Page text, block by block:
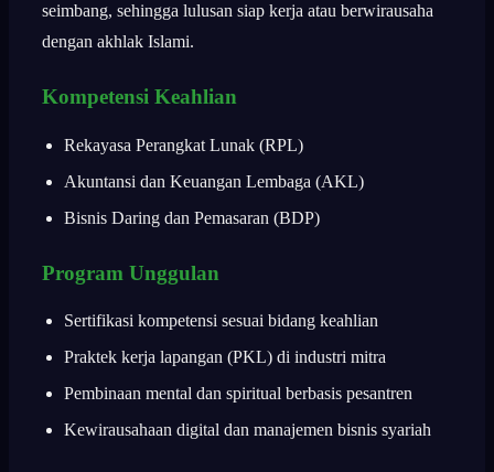
seimbang, sehingga lulusan siap kerja atau berwirausaha
dengan akhlak Islami.
Kompetensi Keahlian
Rekayasa Perangkat Lunak (RPL)
Akuntansi dan Keuangan Lembaga (AKL)
Bisnis Daring dan Pemasaran (BDP)
Program Unggulan
Sertifikasi kompetensi sesuai bidang keahlian
Praktek kerja lapangan (PKL) di industri mitra
Pembinaan mental dan spiritual berbasis pesantren
Kewirausahaan digital dan manajemen bisnis syariah